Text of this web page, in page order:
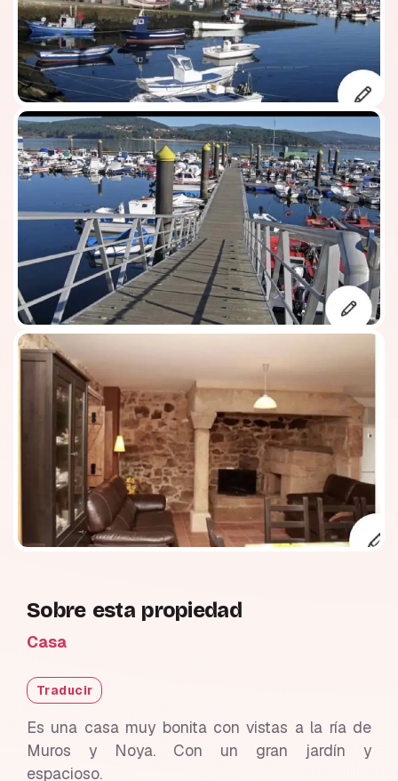
Sobre esta propiedad
Casa
Traducir
Es una casa muy bonita con vistas a la ría de
Muros y Noya. Con un gran jardín y
espacioso.